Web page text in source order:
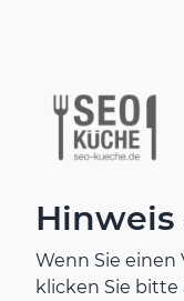
Wenn Sie
klicken Sie